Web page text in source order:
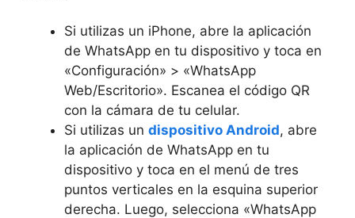
Si utilizas un iPhone, abre la aplicación
de WhatsApp en tu dispositivo y toca en
«Configuración» > «WhatsApp
Web/Escritorio». Escanea el código QR
con la cámara de tu celular.
Si utilizas un dispositivo Android, abre
la aplicación de WhatsApp en tu
dispositivo y toca en el menú de tres
puntos verticales en la esquina superior
derecha. Luego, selecciona «WhatsApp